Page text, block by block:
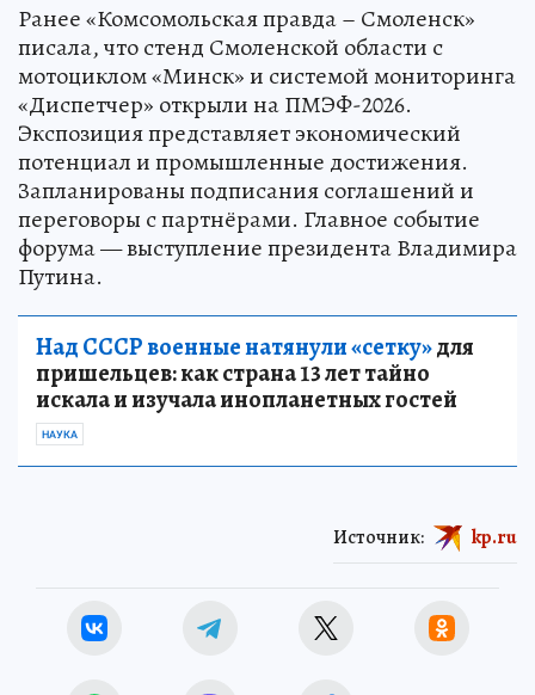
Ранее «Комсомольская правда – Смоленск»
писала, что стенд Смоленской области с
мотоциклом «Минск» и системой мониторинга
«Диспетчер» открыли на ПМЭФ-2026.
Экспозиция представляет экономический
потенциал и промышленные достижения.
Запланированы подписания соглашений и
переговоры с партнёрами. Главное событие
форума — выступление президента Владимира
Путина.
Над СССР военные натянули «сетку»для
пришельцев: как страна 13 лет тайно
искала и изучала инопланетных гостей
НАУКА
Источник: kp.ru